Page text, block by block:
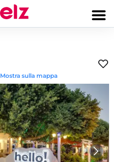
Mostra sulla mappa